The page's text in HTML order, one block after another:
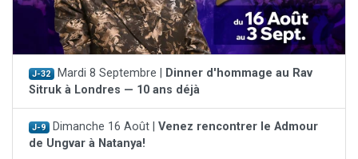
J-32 Mardi 8 Septembre |
Dinner d'hommage au Rav
Sitruk à Londres — 10 ans déjà
J-9 Dimanche 16 Août | Venez rencontrer le Admour
de Ungvar à Natanya!